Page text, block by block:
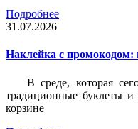
Подробнее
31.07.2026
Наклейка c промокодом:
В среде, которая
традиционные буклеты
корзине